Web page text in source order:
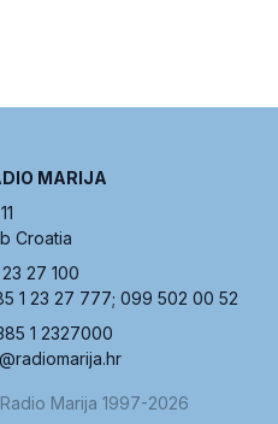
MARIJA
Croatia
27 100
1 23 27 777; 099 502 00 52
1 2327000
Marija 1997-2026